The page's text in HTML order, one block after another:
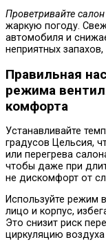
Проветривайте
жаркую погоду.
автомобиля и
неприятных
Правильная
режима
комфорта
Устанавливайте
градусов Цельсия,
или перегрева
чтобы даже при
не дискомфорт от
Используйте режим
лицо и корпус,
Это снизит риск
циркуляцию воздуха